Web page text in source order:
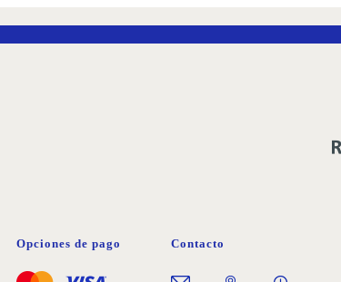
invita a las familias a
disfrutar de los
talleres infantiles
Opciones de pago Contacto